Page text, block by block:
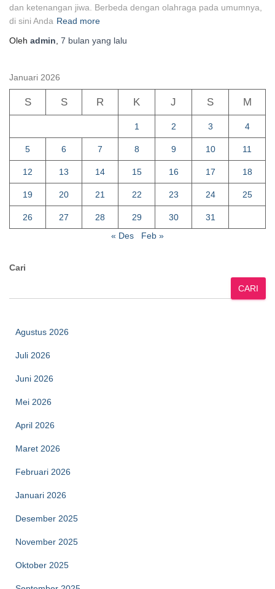
dan ketenangan jiwa. Berbeda dengan olahraga pada umumnya,
di sini Anda Read more
Oleh admin 7 bulan yang lalu
Januari 2026
S S R K J S M
1 2 3 4
5 6 7 8 9 10 11
12 13 14 15 16 17 18
19 20 21 22 23 24 25
26 27 28 29 30
31
« Des
Feb »
Cari
CARI
Agustus 2026
Juli 2026
Juni 2026
Mei 2026
April 2026
Maret 2026
Februari 2026
Januari 2026
Desember 2025
November 2025
Oktober 2025